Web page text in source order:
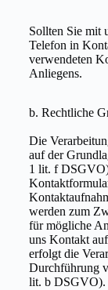
Sollten Sie mit
Telefon in
verwendeten
Anliegens.
b. Rechtliche
Die
auf der
1 lit. f
werden zum
für mögliche
uns Kontakt
erfolgt die
Durchführung
lit. b DSGVO).